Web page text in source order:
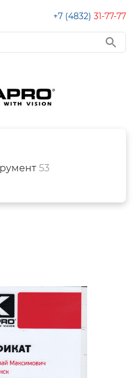
+7 (4832) 31-77-77
53